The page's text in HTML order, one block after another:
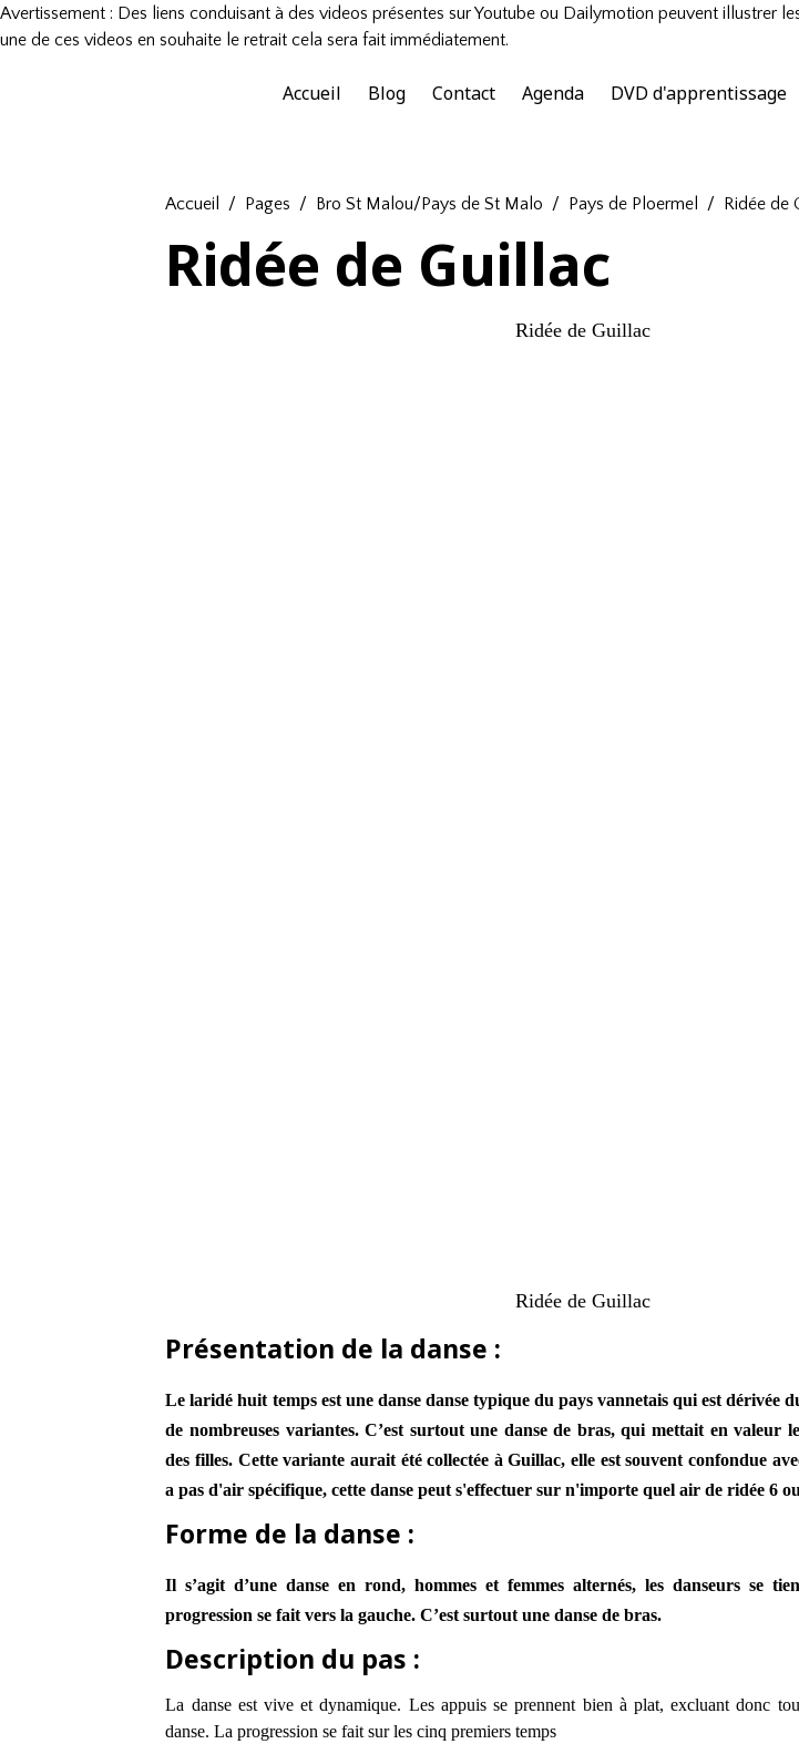
Avertissement : Des liens conduisant à des videos présentes sur Youtube ou Dailymotion peuvent illustrer
une de ces videos en souhaite le retrait cela sera fait immédiatement.
Accueil Blog Contact Agenda DVD d'apprentissage
Accueil Pages Bro St Malou/Pays de St Malo Pays de Ploermel Ridée de
Ridée de Guillac
Ridée de Guillac
Ridée de Guillac
Présentation de la danse :
Le laridé huit temps est une danse danse typique du pays vannetais qui est dérivée
de nombreuses variantes. C’est surtout une danse de bras, qui mettait en valeur
des filles. Cette variante aurait été collectée à Guillac, elle est souvent confondue
a pas d'air spécifique, cette danse peut s'effectuer sur n'importe quel air de ridée 6
Forme de la danse :
Il s’agit d’une danse en rond, hommes et femmes alternés, les danseurs se
progression se fait vers la gauche. C’est surtout une danse de bras.
Description du pas :
La danse est vive et dynamique. Les appuis se prennent bien à plat, excluant donc
danse. La progression se fait sur les cinq premiers temps